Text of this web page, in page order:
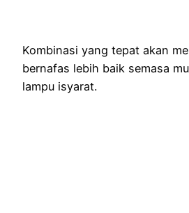
Kombinasi yang tepat akan
bernafas lebih baik semasa
lampu isyarat.